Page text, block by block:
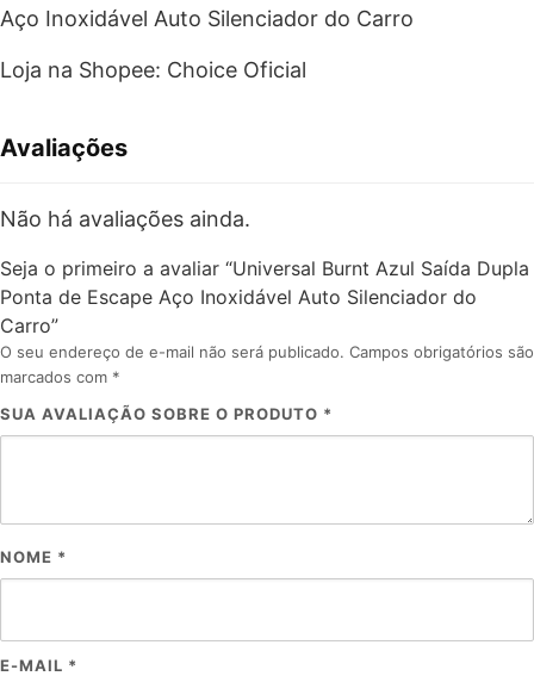
Aço Inoxidável Auto Silenciador do Carro
Loja na Shopee: Choice Oficial
Avaliações
Não há avaliações ainda.
Seja o primeiro a avaliar “Universal Burnt Azul Saída Dupla
Ponta de Escape Aço Inoxidável Auto Silenciador do
Carro”
O seu endereço de e-mail não será publicado. Campos obrigatórios são
marcados com *
SUA AVALIAÇÃO SOBRE O PRODUTO *
NOME *
E-MAIL *